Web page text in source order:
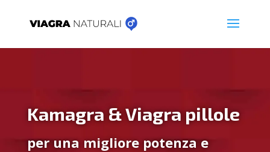
Kamagra & Viagra pillole
per una migliore potenza e